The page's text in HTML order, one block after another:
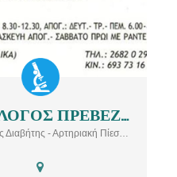
ΠΡΕΒΕΖΑ | ΠΑΠΑΔΗΜΑ
ιατρείο της παθολόγου
στην Πρέβεζα. Η παθολόγος
ΠΑΘΟΛΟΓΟΣ ΠΡΕΒΕΖΑ | ΠΑΠΑΔΗΜΑ ΣΟΦΙΑ